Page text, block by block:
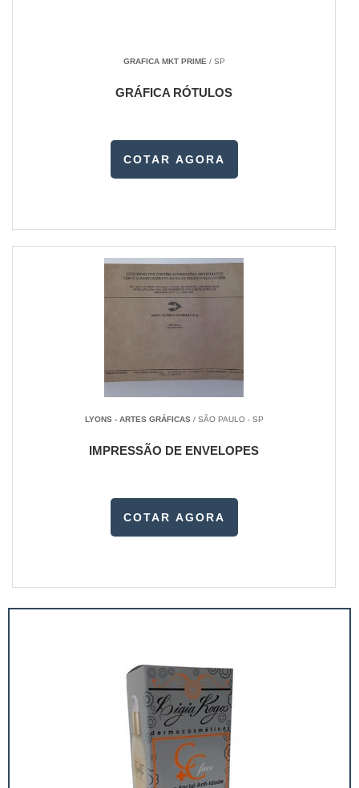
GRAFICA MKT PRIME/ SP
GRÁFICA RÓTULOS
COTAR AGORA
LYONS - ARTES GRÁFICAS/ SÃO PAULO - SP
IMPRESSÃO DE ENVELOPES
COTAR AGORA